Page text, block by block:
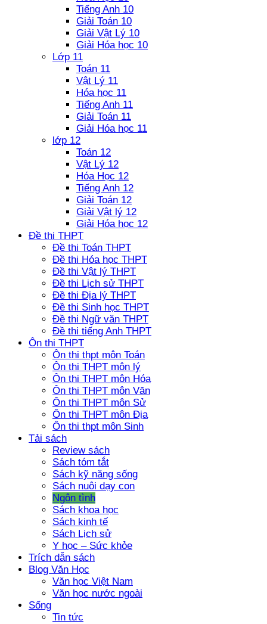
Tiếng Anh 10
Giải Toán 10
Giải Vật Lý 10
Giải Hóa học 10
Lớp 11
Toán 11
Vật Lý 11
Hóa học 11
Tiếng Anh 11
Giải Toán 11
Giải Hóa học 11
lớp 12
Toán 12
Vật Lý 12
Hóa Học 12
Tiếng Anh 12
Giải Toán 12
Giải Vật lý 12
Giải Hóa học 12
Đề thi THPT
Đề thi Toán THPT
Đề thi Hóa học THPT
Đề thi Vật lý THPT
Đề thi Lịch sử THPT
Đề thi Địa lý THPT
Đề thi Sinh học THPT
Đề thi Ngữ văn THPT
Đề thi tiếng Anh THPT
Ôn thi THPT
Ôn thi thpt môn Toán
Ôn thi THPT môn lý
Ôn thi THPT môn Hóa
Ôn thi THPT môn Văn
Ôn thi THPT môn Sử
Ôn thi THPT môn Địa
Ôn thi thpt môn Sinh
Tải sách
Review sách
Sách tóm tắt
Sách kỹ năng sống
Sách nuôi dạy con
Ngôn tình
Sách khoa học
Sách kinh tế
Sách Lịch sử
Y học – Sức khỏe
Trích dẫn sách
Blog Văn Học
Văn học Việt Nam
Văn học nước ngoài
Sống
Tin tức